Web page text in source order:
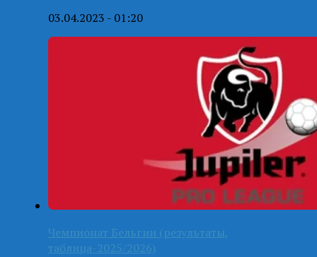
03.04.2023 - 01:20
Чемпионат Бельгии (результаты,
таблица-2025/2026)